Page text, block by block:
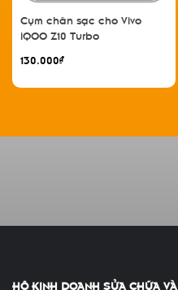
Cụm chân sạc cho Vivo
iQOO Z10 Turbo
130.000₫
HỘ KINH DOANH SỬA CHỮA